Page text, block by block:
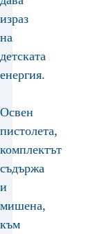
израз
на
детската
енергия.
Освен
пистолета,
комплектът
съдържа
и
мишена,
към